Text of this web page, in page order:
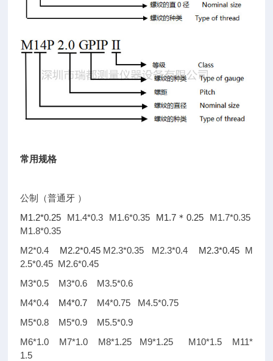
常用规格
公制（普通牙 ）
M1.2*0.25 M1.4*0.3 M1.6*0.35 M1.7＊ 0.25
M1.7*0.35
M1.8*0.35
M2*0.4 M2.2*0.45 M2.3*0.35 M2.3*0.4 M2.3*0.45 M
2.5*0.45 M2.6*0.45
M3*0.5 M3*0.6 M3.5*0.6
M4*0.4 M4*0.7 M4*0.75 M4.5*0.75
M5*0.8 M5*0.9 M5.5*0.9
M6*1.0 M7*1.0 M8*1.25 M9*1.25 M10*1.5 M11*
1.5